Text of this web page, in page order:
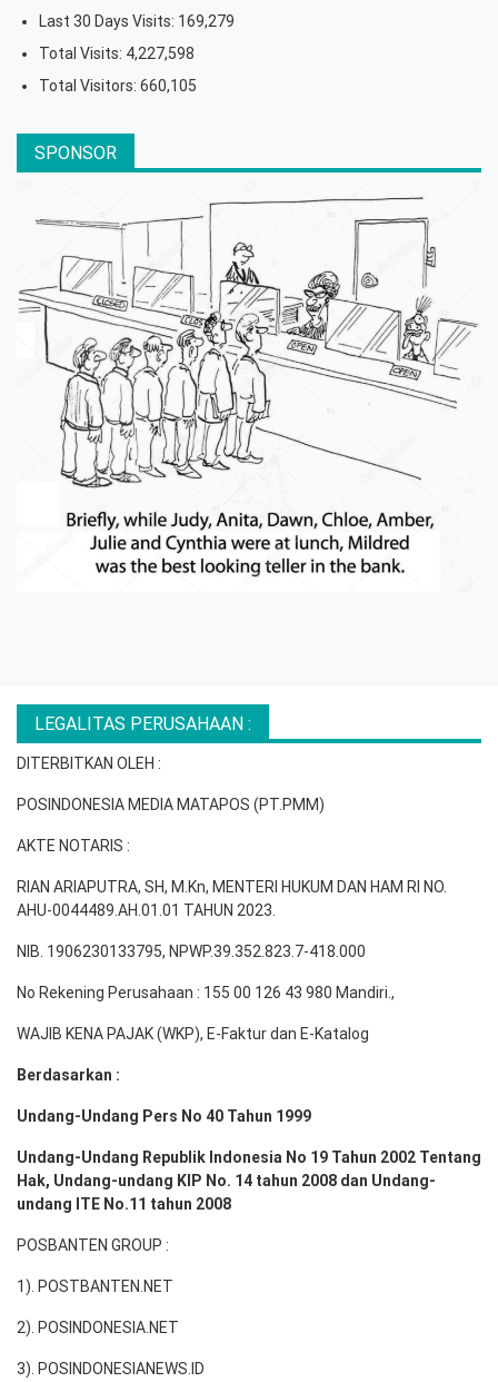
Last 30 Days Visits: 169,279
Total Visits: 4,227,598
Total Visitors: 660,105
SPONSOR
LEGALITAS PERUSAHAAN :
DITERBITKAN OLEH :
POSINDONESIA MEDIA MATAPOS (PT.PMM)
AKTE NOTARIS :
RIAN ARIAPUTRA, SH, M.Kn, MENTERI HUKUM DAN HAM RI NO.
AHU-0044489.AH.01.01 TAHUN 2023.
NIB. 1906230133795, NPWP.39.352.823.7-418.000
No Rekening Perusahaan : 155 00 126 43 980 Mandiri.,
WAJIB KENA PAJAK (WKP), E-Faktur dan E-Katalog
Berdasarkan :
Undang-Undang Pers No 40 Tahun 1999
Undang-Undang Republik Indonesia No 19 Tahun 2002 Tentang
Hak, Undang-undang KIP No. 14 tahun 2008 dan Undang-
undang ITE No.11 tahun 2008
POSBANTEN GROUP :
1). POSTBANTEN.NET
2). POSINDONESIA.NET
3). POSINDONESIANEWS.ID